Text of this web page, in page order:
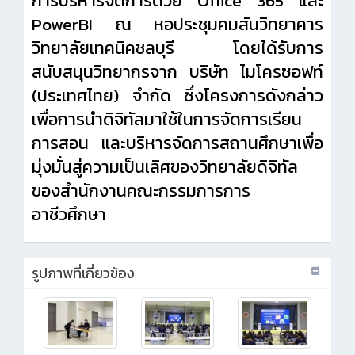
PowerBI ณ หอประชุมคมสันวิทยาคาร
วิทยาลัยเทคนิคชลบุรี โดยได้รับการ
สนับสนุนวิทยากรจาก บริษัท ไมโครซอฟท์
(ประเทศไทย) จำกัด ซึ่งโครงการดังกล่าว
เพื่อการนำดิจิทัลมาใช้ในการจัดการเรียน
การสอน และบริหารจัดการสถานศึกษาเพื่อ
มุ่งมั่นสู่ความเป็นเลิศของวิทยาลัยดิจิทัล
ของสำนักงานคณะกรรมการการ
อาชีวศึกษา
รูปภาพที่เกี่ยวข้อง